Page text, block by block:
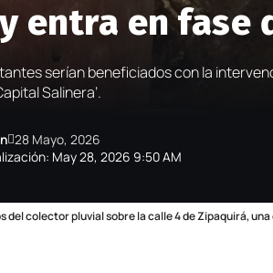
entra en
serían beneficiados con la
Salinera’.
May 28, 2026 9:50 AM
28 Mayo, 2026
del colector pluvial sobre la calle 4 de Zipaquirá,